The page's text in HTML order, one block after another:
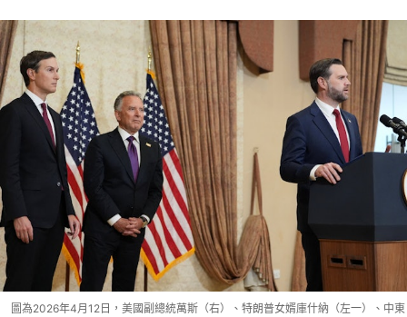
圖為2026年4月12日，美國副總統萬斯（右）、特朗普女婿庫什納（左一）、中東